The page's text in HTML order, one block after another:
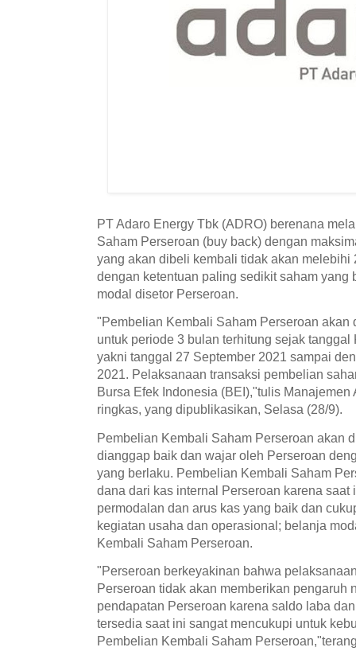
PT Adaro Energy Tbk (ADRO) berenana
Saham Perseroan (buy back) dengan
yang akan dibeli kembali tidak akan melebihi
dengan ketentuan paling sedikit saham yang
modal disetor Perseroan.
"Pembelian Kembali Saham Perseroan akan
untuk periode 3 bulan terhitung sejak
yakni tanggal 27 September 2021 sampai
2021. Pelaksanaan transaksi pembelian
Bursa Efek Indonesia (BEI),"tulis Manajemen
ringkas, yang dipublikasikan, Selasa (28/9).
Pembelian Kembali Saham Perseroan akan
dianggap baik dan wajar oleh Perseroan
yang berlaku. Pembelian Kembali Saham
dana dari kas internal Perseroan karena saat
permodalan dan arus kas yang baik dan
kegiatan usaha dan operasional; belanja
Kembali Saham Perseroan.
"Perseroan berkeyakinan bahwa
Perseroan tidak akan memberikan pengaruh
pendapatan Perseroan karena saldo laba
tersedia saat ini sangat mencukupi untuk
Pembelian Kembali Saham